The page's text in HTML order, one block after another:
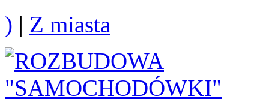
) | Z miasta